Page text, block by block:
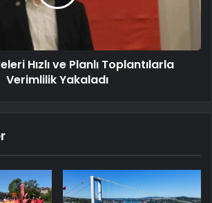
Hızlı ve Planlı Toplantılarla
Verimlilik Yakaladı